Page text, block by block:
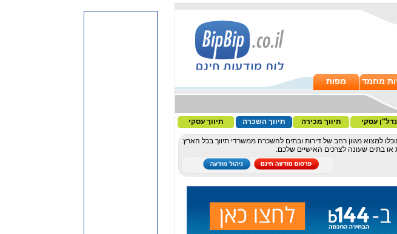
מחמד מפות
נדל"ן עסקי תיווך מכירה תיווך השכרה תיווך עסקי
למצוא מגוון רחב של דירות ובתים להשכרה ממשרדי תיווך בכל הארץ.
או בתים שעונה לצרכים האישיים שלכם.